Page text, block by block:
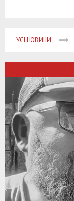
УСІ НОВИНИ